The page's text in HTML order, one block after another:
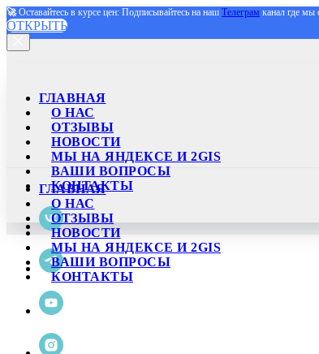
🚀Оставайтесь в курсе цен: Подписывайтесь на наш Телеграм канал где мы
ОТКРЫТЬ
ГЛАВНАЯ
О НАС
ОТЗЫВЫ
НОВОСТИ
МЫ НА ЯНДЕКСЕ И 2GIS
ВАШИ ВОПРОСЫ
КОНТАКТЫ
ГЛАВНАЯ
О НАС
ОТЗЫВЫ
НОВОСТИ
МЫ НА ЯНДЕКСЕ И 2GIS
ВАШИ ВОПРОСЫ
КОНТАКТЫ